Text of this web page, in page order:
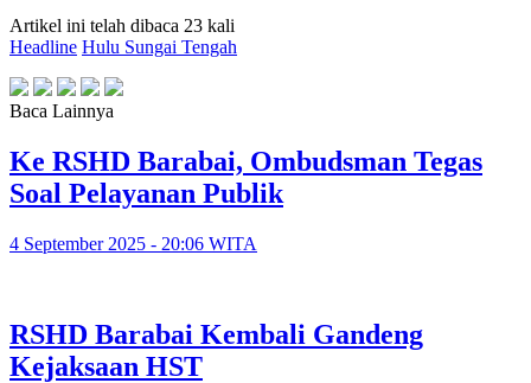
Artikel ini telah dibaca 23 kali
Headline Hulu Sungai Tengah
Baca Lainnya
Ke RSHD Barabai, Ombudsman Tegas
Soal Pelayanan Publik
4 September 2025 - 20:06 WITA
RSHD Barabai Kembali Gandeng
Kejaksaan HST